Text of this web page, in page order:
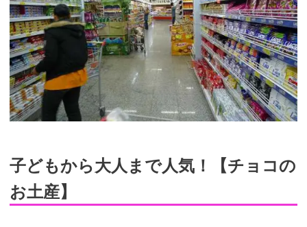
子どもから大人まで人気！【チョコの
お土産】